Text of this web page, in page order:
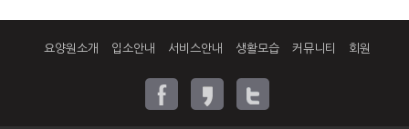
요양원소개 입소안내 서비스안내 생활모습 커뮤니티 회원